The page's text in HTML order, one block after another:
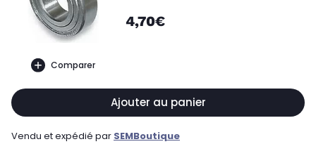
Comparer
4,70€
Ajouter au panier
Vendu et expédié par SEMBoutique